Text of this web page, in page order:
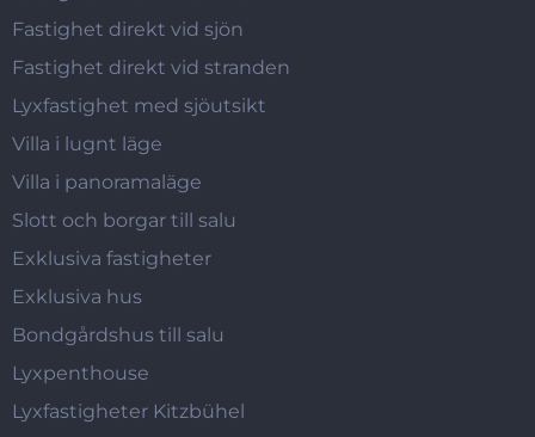
Fastighet direkt vid sjön
Fastighet direkt vid stranden
Lyxfastighet med sjöutsikt
Villa i lugnt läge
Villa i panoramaläge
Slott och borgar till salu
Exklusiva fastigheter
Exklusiva hus
Bondgårdshus till salu
Lyxpenthouse
Lyxfastigheter Kitzbühel